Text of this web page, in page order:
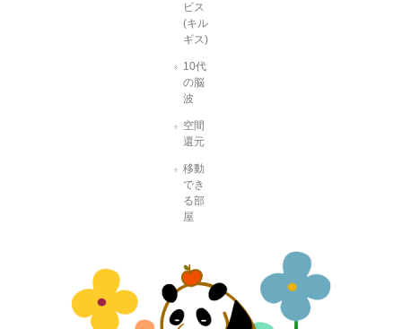
ビス
(キル
ギス)
10代
の脳
波
空間
還元
移動
でき
る部
屋